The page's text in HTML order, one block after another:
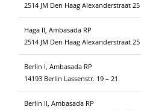
2514 JM Den Haag Alexanderstraat 25
Haga II, Ambasada RP
2514 JM Den Haag Alexanderstraat 25
Berlin I, Ambasada RP
14193 Berlin Lassenstr. 19 – 21
Berlin II, Ambasada RP